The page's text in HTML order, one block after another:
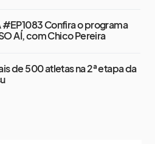
#EP1083 Confira o programa
AÍ, com Chico Pereira
de 500 atletas na 2ª etapa da